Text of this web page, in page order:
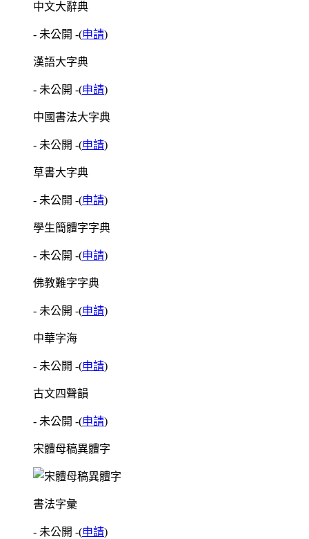
中文大辭典
- 未公開 -(申請)
漢語大字典
- 未公開 -(申請)
中國書法大字典
- 未公開 -(申請)
草書大字典
- 未公開 -(申請)
學生簡體字字典
- 未公開 -(申請)
佛教難字字典
- 未公開 -(申請)
中華字海
- 未公開 -(申請)
古文四聲韻
- 未公開 -(申請)
宋體母稿異體字
書法字彙
- 未公開 -(申請)